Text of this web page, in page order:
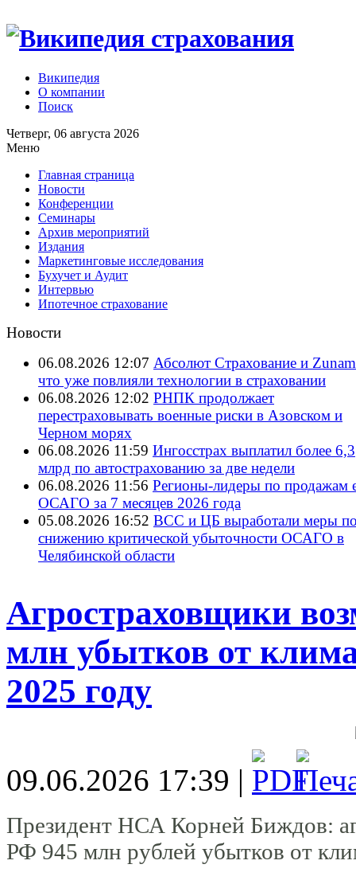
Википедия
О компании
Поиск
Четверг, 06 августа 2026
Меню
Главная страница
Новости
Конференции
Семинары
Архив мероприятий
Издания
Маркетинговые исследования
Бухучет и Аудит
Интервью
Ипотечное страхование
Новости
06.08.2026 12:07 Абсолют Страхование и
что уже повлияли технологии в страховании
06.08.2026 12:02 РНПК продолжает
перестраховывать военные риски в Азовском и
Черном морях
06.08.2026 11:59 Ингосстрах выплатил более 6,3
млрд по автострахованию за две недели
06.08.2026 11:56 Регионы-лидеры по продажам
ОСАГО за 7 месяцев 2026 года
05.08.2026 16:52 ВСС и ЦБ выработали меры
снижению критической убыточности ОСАГО в
Челябинской области
Агростраховщики
млн убытков от
2025 году
09.06.2026 17:39 |
Президент НСА Корней Биждов:
РФ 945 млн рублей убытков от